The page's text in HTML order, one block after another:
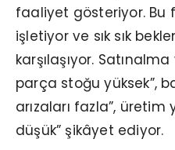
faaliyet gösteriyor. Bu
işletiyor ve sık sık
karşılaşıyor.
parça stoğu yüksek”,
arızaları fazla”,
düşük” şikâyet ediyor.